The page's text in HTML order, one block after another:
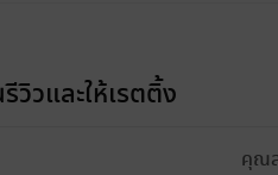
วิวและให้เรตติ้ง
คุณ